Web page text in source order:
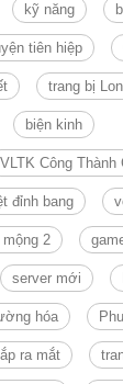
kỹ năng
tiên hiệp
trang bị
biện kinh
VLTK Công Thành
đỉnh bang
2
server mới
hóa
ra mắt